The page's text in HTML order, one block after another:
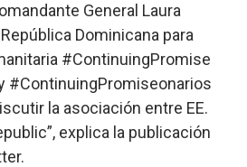
General Laura
Dominicana para
#ContinuingPromise
#ContinuingPromiseonarios
la asociación entre EE.
explica la publicación